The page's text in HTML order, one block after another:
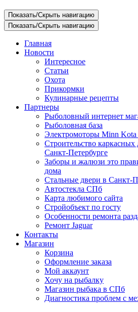
Показать/Скрыть навигацию
Показать/Скрыть навигацию
Главная
Новости
Интересное
Статьи
Охота
Прикормки
Кулинарные рецепты
Партнеры
Рыболовный интернет
Рыболовная база
Электромоторы Minn
Строительство
Санкт-Петербурге
Заборы и жалюзи это
дома
Стальные двери в Санкт-
Автостекла СПб
Карта любимого сайта
Стройобъект по госту
Особенности ремонта
Ремонт Jaguar
Контакты
Магазин
Корзина
Оформление заказа
Мой аккаунт
Хочу на рыбалку
Магазин рыбака в СПб
Диагностика проблем с